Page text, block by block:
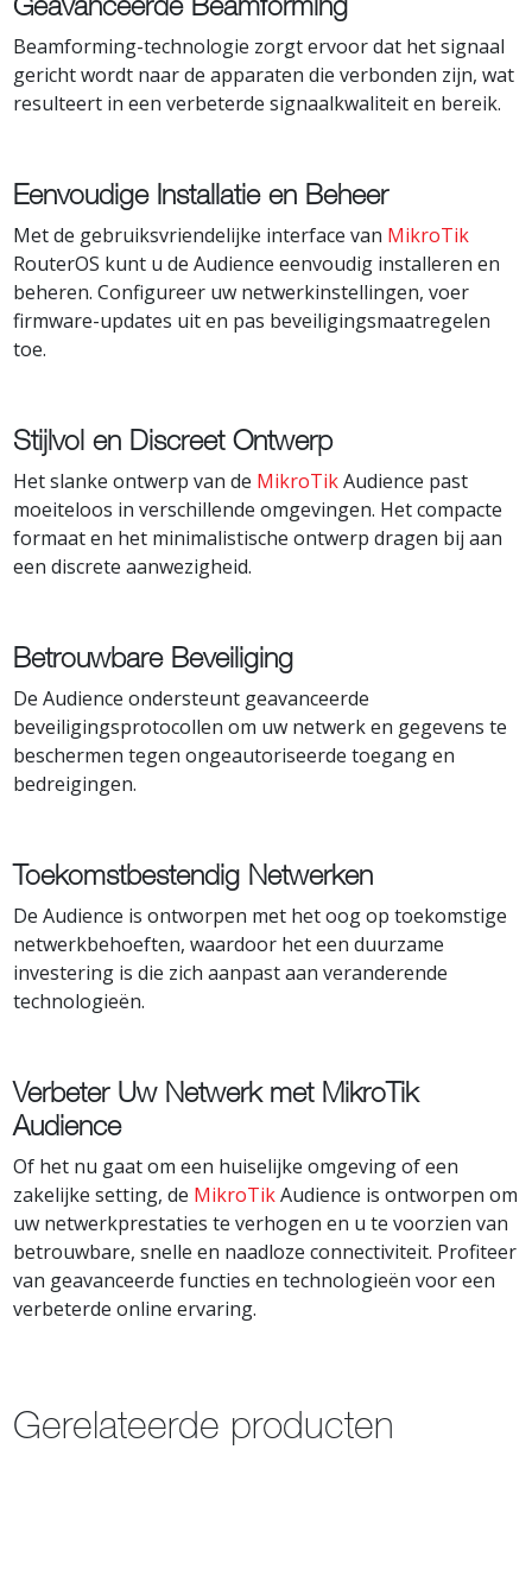
Beamforming-technologie zorgt ervoor dat het signaal
gericht wordt naar de apparaten die verbonden zijn, wat
resulteert in een verbeterde signaalkwaliteit en bereik.
Eenvoudige Installatie en Beheer
Met de gebruiksvriendelijke interface van MikroTik
RouterOS kunt u de Audience eenvoudig installeren en
beheren. Configureer uw netwerkinstellingen, voer
firmware-updates uit en pas beveiligingsmaatregelen
toe.
Stijlvol en Discreet Ontwerp
Het slanke ontwerp van de MikroTikAudience past
moeiteloos in verschillende omgevingen. Het compacte
formaat en het minimalistische ontwerp dragen bij aan
een discrete aanwezigheid.
Betrouwbare Beveiliging
De Audience ondersteunt geavanceerde
beveiligingsprotocollen om uw netwerk en gegevens te
beschermen tegen ongeautoriseerde toegang en
bedreigingen.
Toekomstbestendig Netwerken
De Audience is ontworpen met het oog op toekomstige
netwerkbehoeften, waardoor het een duurzame
investering is die zich aanpast aan veranderende
technologieën.
Verbeter Uw Netwerk met MikroTik
Audience
Of het nu gaat om een huiselijke omgeving of een
zakelijke setting, de MikroTikAudience is ontworpen om
uw netwerkprestaties te verhogen en u te voorzien van
betrouwbare, snelle en naadloze connectiviteit. Profiteer
van geavanceerde functies en technologieën voor een
verbeterde online ervaring.
Gerelateerde producten